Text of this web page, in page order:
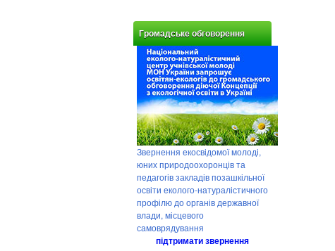
Громадське обговорення
Звернення екосвідомої молоді,
юних природоохоронців та
педагогів закладів позашкільної
освіти еколого-натуралістичного
профілю до органів державної
влади, місцевого
самоврядування
підтримати звернення